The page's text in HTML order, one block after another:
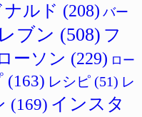
ルド (208) バー
ブン (508) フ
ーソン (229) ロー
(163) レシピ (51) レ
(169) インスタ